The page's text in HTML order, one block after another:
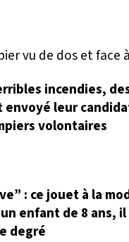
incendies,
envoyé leur
volontaires
: ce jouet à la
enfant de 8 ans,
degré